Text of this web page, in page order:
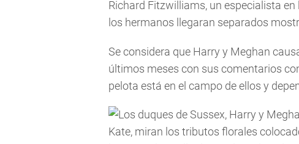
Richard Fitzwilliams, un especialista en
los hermanos llegaran separados
Se considera que Harry y Meghan
últimos meses con sus comentarios
pelota está en el campo de ellos y